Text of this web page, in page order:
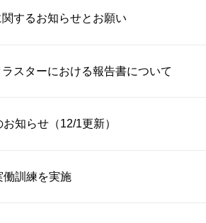
するお知らせとお願い
スターにおける報告書について
知らせ（12/1更新）
働訓練を実施